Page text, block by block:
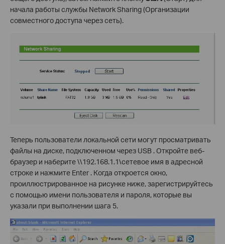
начала работы службы Network Sharing (Организации
совместного доступа через сеть).
Теперь пользователи локальной сети могут просматривать
файлы на диске, подключенном через USB . Откройте веб-
браузер и наберите \\192.168.1.1\сетевое имя в адресной
строке и нажмите Enter . Когда откроется окно,
проиллюстрированное на рисунке ниже, зарегистрируйтесь
с помощью имени пользователя и пароля, которые вы
указали при выполнении шага 5.